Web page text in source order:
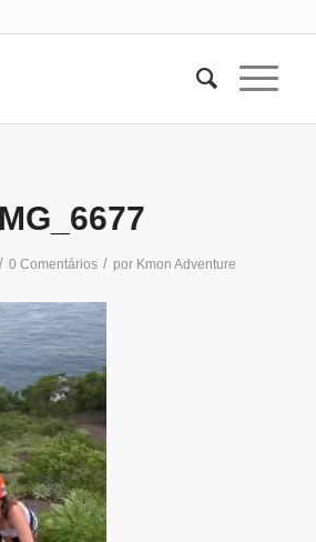
/ 0 Comentários / por Kmon Adventure